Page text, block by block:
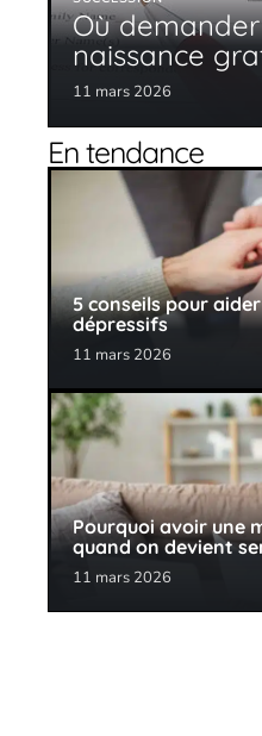
Où
naissance
11 mars 2026
En tendance
5 conseils pour
dépressifs
11 mars 2026
Pourquoi avoir une
quand on devient
11 mars 2026